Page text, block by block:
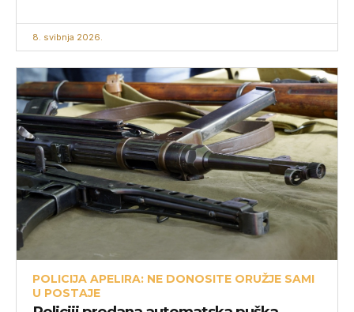
8. svibnja 2026.
POLICIJA APELIRA: NE DONOSITE ORUŽJE SAMI
U POSTAJE